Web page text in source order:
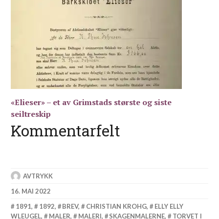
«Elieser» – et av Grimstads største og siste
seiltreskip
Kommentarfelt
AVTRYKK
16. MAI 2022
1891, 1892, BREV, CHRISTIAN KROHG,
ELLY ELLY
WLEUGEL, MALER, MALERI, SKAGENMALERNE,
TORVET I